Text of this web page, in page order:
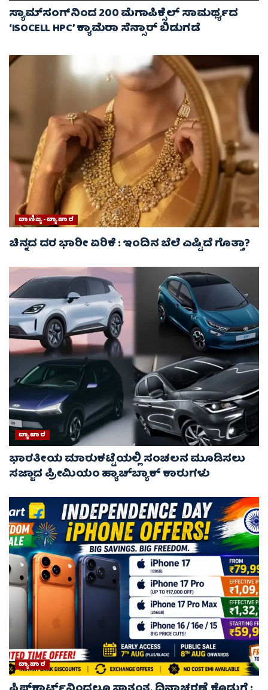
ಸ್ಯಾಮ್‌ಸಂಗ್‌ನಿಂದ 200 ಮೆಗಾಪಿಕ್ಸೆಲ್ ಸಾಮರ್ಥ್ಯದ
‘ISOCELL HPC’ ಕ್ಯಾಮೆರಾ ಸೆನ್ಸಾರ್ ಬಿಡುಗಡೆ
ವಾಣಿಜ್ಯ-ವ್ಯಾಪಾರ
ಚಿನ್ನದ ದರ ಭಾರೀ ಏರಿಕೆ : ಇಂದಿನ ಬೆಲೆ ಎಷ್ಟಿದೆ ಗೊತ್ತಾ?
ವ್ಯಾಪಾರ
ಭಾರತೀಯ ಮಾರುಕಟ್ಟೆಯಲ್ಲಿ ಸಂಚಲನ ಮೂಡಿಸಲು
ಸಜ್ಜಾದ ಪ್ರೀಮಿಯಂ ಹ್ಯಾಚ್‌ಬ್ಯಾಕ್ ಕಾರುಗಳು
ವ್ಯಾಪಾರ